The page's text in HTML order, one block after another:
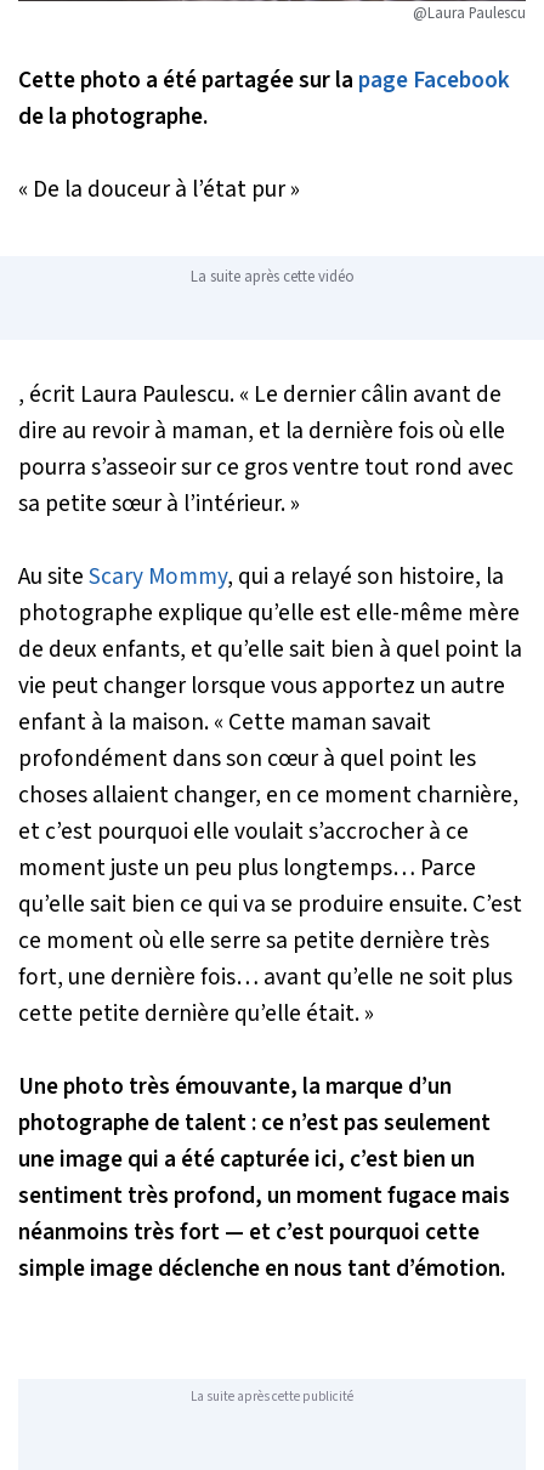
@Laura Paulescu
Cette photo a été partagée sur la page Facebook
de la photographe.
« De la douceur à l’état pur »
La suite après cette vidéo
, écrit Laura Paulescu.« Le dernier câlin avant de
dire au revoir à maman, et la dernière fois où elle
pourra s’asseoir sur ce gros ventre tout rond avec
sa petite sœur à l’intérieur. »
Au siteScary Mommy, qui a relayé son histoire, la
photographe explique qu’elle est elle-même mère
de deux enfants, et qu’elle sait bien à quel point la
vie peut changer lorsque vous apportez un autre
enfant à la maison. « Cette maman savait
profondément dans son cœur à quel point les
choses allaient changer, en ce moment charnière,
et c’est pourquoi elle voulait s’accrocher à ce
moment juste un peu plus longtemps… Parce
qu’elle sait bien ce qui va se produire ensuite. C’est
ce moment où elle serre sa petite dernière très
fort, une dernière fois… avant qu’elle ne soit plus
cette petite dernière qu’elle était. »
Une photo très émouvante, la marque d’un
photographe de talent : ce n’est pas seulement
une image qui a été capturée ici, c’est bien un
sentiment très profond, un moment fugace mais
néanmoins très fort — et c’est pourquoi cette
simple image déclenche en nous tant d’émotion.
La suite après cette publicité